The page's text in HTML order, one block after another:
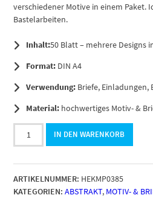
verschiedener Motive in einem Paket.
Bastelarbeiten.
Inhalt:50 Blatt – mehrere Designs
Format: DIN A4
Verwendung: Briefe,
Material: hochwertiges Motiv- &
50
Blatt
5x10
MIXBunter
Mix
IN DEN WARENKORB
ARTIKELNUMMER: HEKMP0385
KATEGORIEN: ABSTRAKT, MOTIV- &